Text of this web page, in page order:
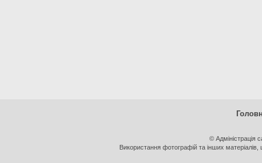
© Адміністрація
Використання фотографій та інших матеріалів,